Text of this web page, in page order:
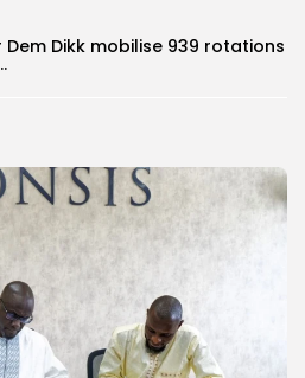
Dem Dikk mobilise 939 rotations